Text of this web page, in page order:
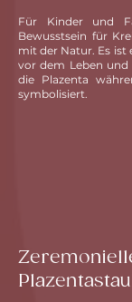
Für Kinder und
Bewusstsein für
mit der Natur. Es ist
vor dem Leben
die Plazenta
symbolisiert.